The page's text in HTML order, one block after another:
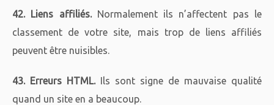
42. Liens affiliés.Normalement ils n’affectent pas le
classement de votre site, mais trop de liens affiliés
peuvent être nuisibles.
43. Erreurs HTML.Ils sont signe de mauvaise qualité
quand un site en a beaucoup.